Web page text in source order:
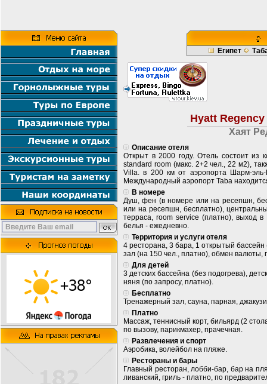
Египет
Hyatt
Хаят
Описание отеля
Открыт в 2000 году. Отель состоит из
standard room (макс. 2+2 чел., 22 м2),
Villa. в 200 км от аэропорта Шарм-
Международный аэропорт Taba
В номере
Душ, фен (в номере или на ресепшн,
или на ресепшн, бесплатно),
терраса, room service (платно), выход
белья - ежедневно.
Территория и услуги отеля
4 ресторана, 3 бара, 1 открытый
зал (на 150 чел., платно), обмен валюты,
Для детей
3 детских бассейна (без подогрева),
няня (по запросу, платно).
Бесплатно
Тренажерный зал, сауна, парная,
Платно
Массаж, теннисный корт, бильярд (2
по вызову, парикмахер, прачечная.
Развлечения и спорт
Аэробика, волейбол на пляже.
Рестораны и бары
Главный ресторан, лобби-бар, бар на
ливанский, гриль - платно, по